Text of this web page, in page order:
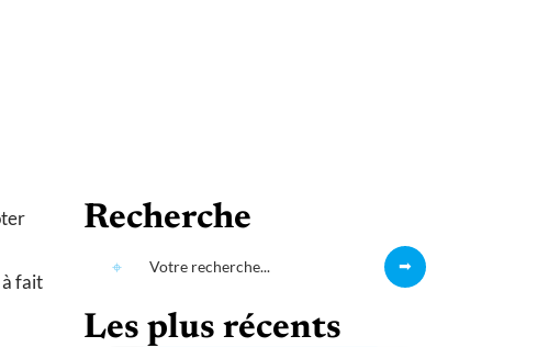
à fait
Recherche
Les plus récents